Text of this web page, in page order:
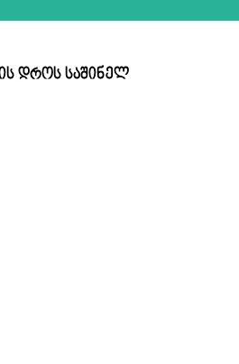
დროს საშინელ